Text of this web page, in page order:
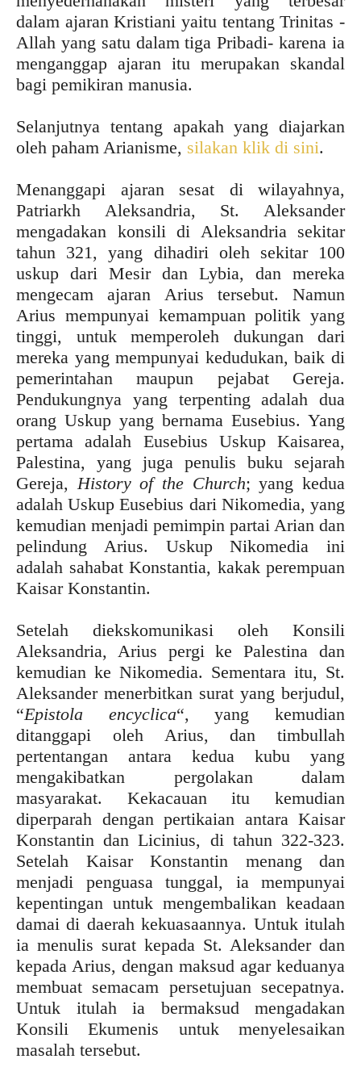
dalam ajaran Kristiani yaitu tentang Trinitas -
Allah yang satu dalam tiga Pribadi- karena ia
menganggap ajaran itu merupakan skandal
bagi pemikiran manusia.
Selanjutnya tentang apakah yang diajarkan
oleh paham Arianisme, silakan klik di sini.
Menanggapi ajaran sesat di wilayahnya,
Patriarkh Aleksandria, St. Aleksander
mengadakan konsili di Aleksandria sekitar
tahun 321, yang dihadiri oleh sekitar 100
uskup dari Mesir dan Lybia, dan mereka
mengecam ajaran Arius tersebut. Namun
Arius mempunyai kemampuan politik yang
tinggi, untuk memperoleh dukungan dari
mereka yang mempunyai kedudukan, baik di
pemerintahan maupun pejabat Gereja.
Pendukungnya yang terpenting adalah dua
orang Uskup yang bernama Eusebius. Yang
pertama adalah Eusebius Uskup Kaisarea,
Palestina, yang juga penulis buku sejarah
Gereja, History of the Church; yang kedua
adalah Uskup Eusebius dari Nikomedia, yang
kemudian menjadi pemimpin partai Arian dan
pelindung Arius. Uskup Nikomedia ini
adalah sahabat Konstantia, kakak perempuan
Kaisar Konstantin.
Setelah diekskomunikasi oleh Konsili
Aleksandria, Arius pergi ke Palestina dan
kemudian ke Nikomedia. Sementara itu, St.
Aleksander menerbitkan surat yang berjudul,
“Epistola encyclica“, yang kemudian
ditanggapi oleh Arius, dan timbullah
pertentangan antara kedua kubu yang
mengakibatkan pergolakan dalam
masyarakat. Kekacauan itu kemudian
diperparah dengan pertikaian antara Kaisar
Konstantin dan Licinius, di tahun 322-323.
Setelah Kaisar Konstantin menang dan
menjadi penguasa tunggal, ia mempunyai
kepentingan untuk mengembalikan keadaan
damai di daerah kekuasaannya. Untuk itulah
ia menulis surat kepada St. Aleksander dan
kepada Arius, dengan maksud agar keduanya
membuat semacam persetujuan secepatnya.
Untuk itulah ia bermaksud mengadakan
Konsili Ekumenis untuk menyelesaikan
masalah tersebut.